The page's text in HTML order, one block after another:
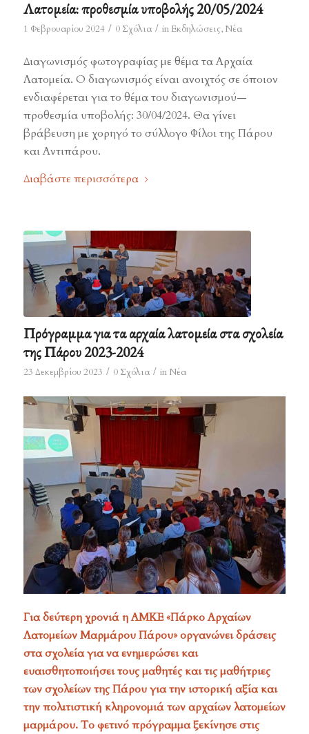
Λατομεία: προθεσμία υποβολής 20/05/2024
1 Φεβρουαρίου 2024 / 0 Σχόλια / inΕκδηλώσεις, Νέα
Διαγωνισμός φωτογραφίας με θέμα τα Αρχαία
Λατομεία. Ο διαγωνισμός είναι ανοιχτός σε όποιον
ενδιαφέρεται για το θέμα του διαγωνισμού—
προθεσμία υποβολής: 30/04/2024. Θα γίνει
βράβευση με χορηγό το σύλλογο Φίλοι της Πάρου
και Αντιπάρου.
Διαβάστε περισσότερα
Πρόγραμμα για τα αρχαία λατομεία στα σχολεία
της Πάρου 2023-2024
23 Δεκεμβρίου 2023 / 0 Σχόλια / in Νέα
Γιαδεύτερη χρονιάη ΑΜΚΕ «Πάρκο Αρχαίων
Λατομείων Μαρμάρου Πάρου» οργανώνει δράσεις
στα σχολεία για να ενημερώσει και
ευαισθητοποιήσει τους μαθητές και τις μαθήτριες
των σχολείων της Πάρου για την ιστορική αξία και
την πολιτιστική κληρονομιά των αρχαίων λατομείων
μαρμάρου. Το φετινό πρόγραμμα ξεκίνησε στις